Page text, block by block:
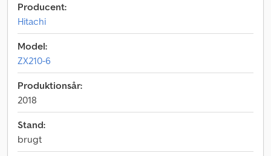
Producent:
Hitachi
Model:
ZX210-6
Produktionsår:
2018
Stand:
brugt